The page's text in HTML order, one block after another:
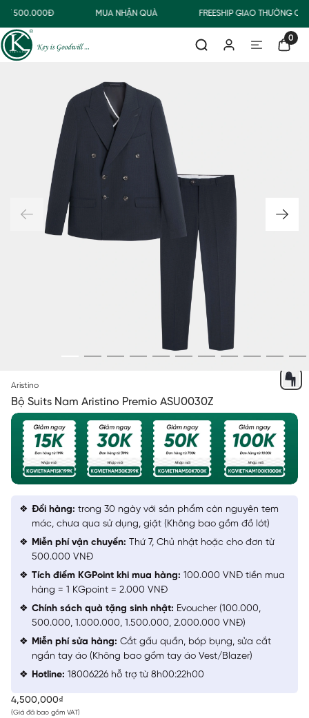
TỪ 500.000Đ MUA NHẬN QUÀ FREESHIP GIAO THƯỜNG
0
Aristino
Bộ Suits Nam Aristino Premio ASU0030Z
4,500,000₫
(Giá đã bao gồm VAT)
Đổi hàng: trong 30 ngày với sản phẩm còn nguyên tem
mác, chưa qua sử dụng, giặt (Không bao gồm đồ lót)
Miễn phí vận chuyển: Thứ 7, Chủ nhật hoặc cho đơn từ
500.000 VNĐ
Tích điểm KGPoint khi mua hàng: 100.000 VNĐ tiền mua
hàng = 1 KGpoint = 2.000 VNĐ
Chính sách quà tặng sinh nhật: Evoucher (100.000,
500.000, 1.000.000, 1.500.000, 2.000.000 VNĐ)
Miễn phí sửa hàng: Cắt gấu quần, bóp bụng, sửa cắt
ngắn tay áo (Không bao gồm tay áo Vest/Blazer)
Hotline: 18006226 hỗ trợ từ 8h00:22h00